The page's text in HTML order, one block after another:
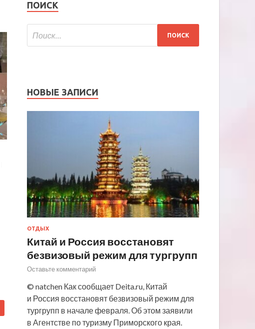
ПОИСК
НОВЫЕ ЗАПИСИ
ОТДЫХ
Китай и Россия восстановят
безвизовый режим для тургрупп
Оставьте комментарий
© natchen Как сообщает Deita.ru, Китай
и Россия восстановят безвизовый режим для
тургрупп в начале февраля. Об этом заявили
в Агентстве по туризму Приморского края.